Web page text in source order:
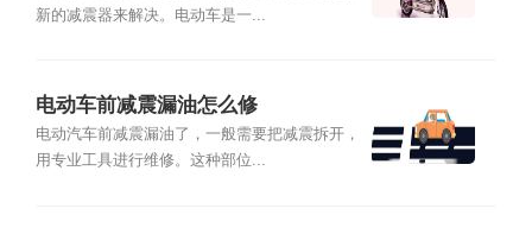
新的减震器来解决。电动车是一...
电动车前减震漏油怎么修
电动汽车前减震漏油了，一般需要把减震拆开，
用专业工具进行维修。这种部位...